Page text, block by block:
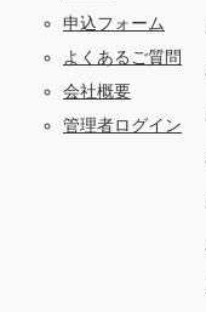
申込フォーム
よくあるご質問
会社概要
管理者ログイン